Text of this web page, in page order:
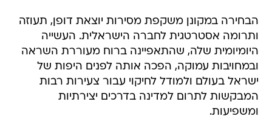
הבחירה במקונן משקפת מסירות יוצאת דופן, תעוזה
ותרומה אסטרטגית לחברה הישראלית. העשייה
היומיומית שלה, שהתאפיינה ברוח מעוררת השראה
ובמחויבות עמוקה, הפכה אותה לפנים היפות של
ישראל בעולם ולמודל לחיקוי עבור צעירות רבות
המבקשות לתרום למדינה בדרכים יצירתיות
ומשפיעות.